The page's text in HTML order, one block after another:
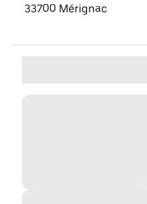
33700 Mérignac